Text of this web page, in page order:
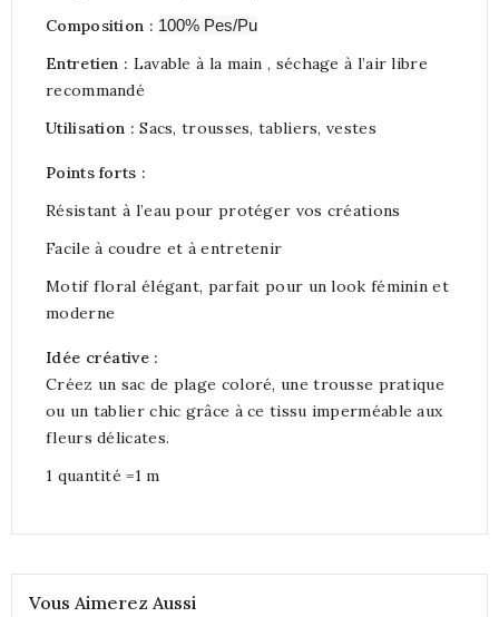
Composition : 100% Pes/Pu
Entretien : Lavable à la main , séchage à l’air libre
recommandé
Utilisation : Sacs, trousses, tabliers, vestes
Points forts :
Résistant à l’eau pour protéger vos créations
Facile à coudre et à entretenir
Motif floral élégant, parfait pour un look féminin et
moderne
Idée créative :
Créez un sac de plage coloré, une trousse pratique
ou un tablier chic grâce à ce tissu imperméable aux
fleurs délicates.
1 quantité =1 m
Vous Aimerez Aussi